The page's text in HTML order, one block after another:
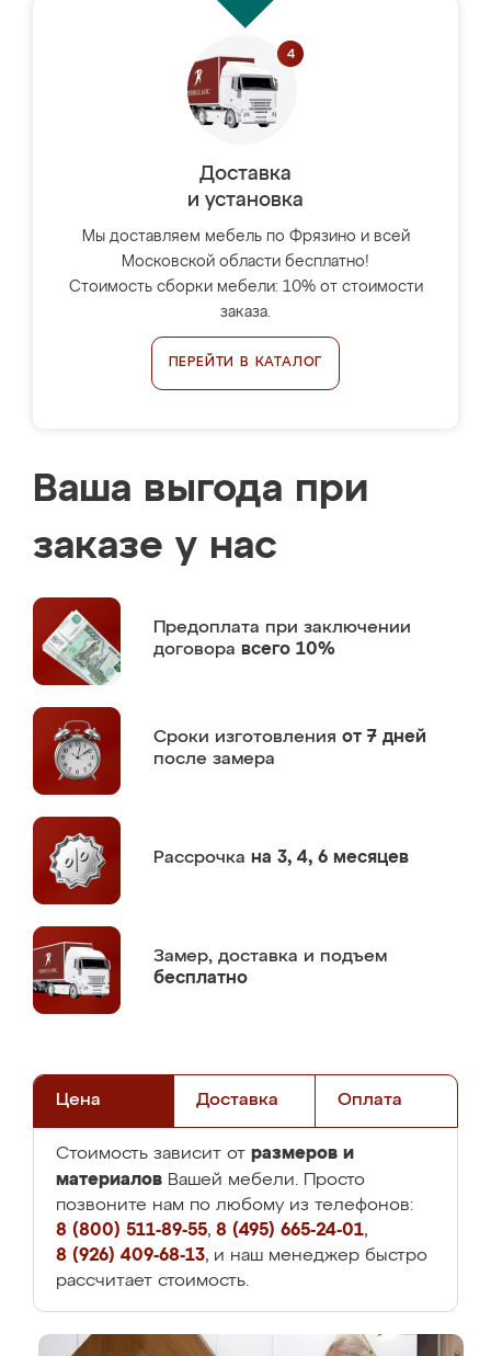
Доставка
и установка
Мы доставляем мебель по Фрязино и всей
Московской области бесплатно!
Стоимость сборки мебели: 10% от стоимости
заказа.
ПЕРЕЙТИ В КАТАЛОГ
Ваша выгода при
заказе у нас
Предоплата при заключении
договора всего 10%
Сроки изготовления от 7 дней
после замера
Рассрочка на 3, 4, 6 месяцев
Замер, доставка и подъем
бесплатно
Цена Доставка Оплата
Стоимость зависит от размеров и
материалов Вашей мебели. Просто
позвоните нам по любому из телефонов:
8 (800) 511-89-55, 8 (495) 665-24-01,
8 (926) 409-68-13, и наш менеджер быстро
рассчитает стоимость.